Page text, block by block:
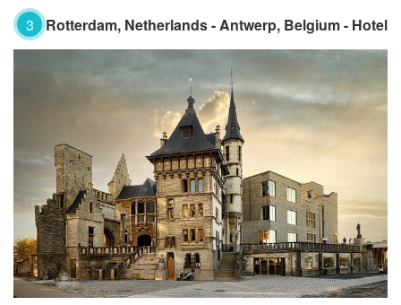
3
Rotterdam, Netherlands - Antwerp, Belgium - Hotel